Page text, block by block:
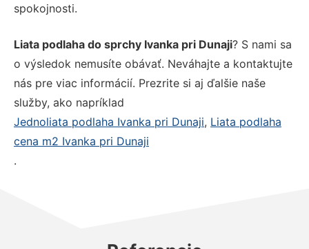
spokojnosti.
Liata podlaha do sprchy Ivanka pri Dunaji? S nami sa
o výsledok nemusíte obávať. Neváhajte a kontaktujte
nás pre viac informácií. Prezrite si aj ďalšie naše
služby, ako napríklad
Jednoliata podlaha Ivanka pri Dunaji, Liata podlaha
cena m2 Ivanka pri Dunaji
.